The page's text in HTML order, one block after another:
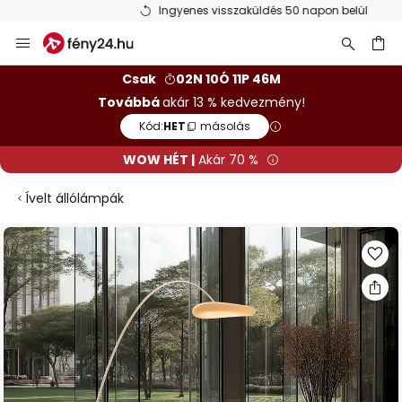
Ingyenes visszaküldés 50 napon belül
Ugrás
a
Csak
02N 10Ó 11P 46M
Továbbáakár 13 % kedvezmény!
Kód:HET másolás
WOW HÉT | Akár 70 %
Ívelt állólámpák
Ugrás
a
képgaléria
végére